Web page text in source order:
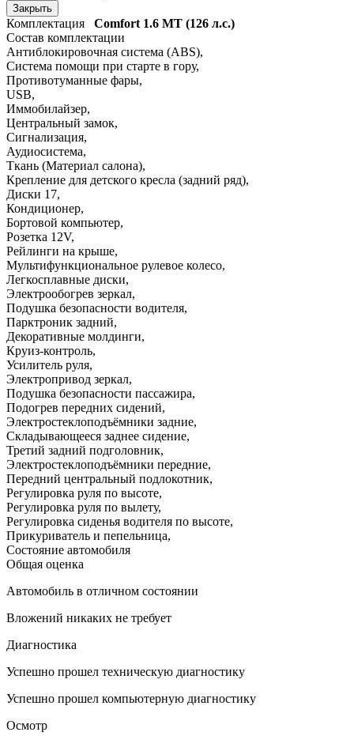
Закрыть
Комплектация Comfort 1.6 MT (126 л.с.)
Состав комплектации
Антиблокировочная система (ABS),
Система помощи при старте в гору,
Противотуманные фары,
USB,
Иммобилайзер,
Центральный замок,
Сигнализация,
Аудиосистема,
Ткань (Материал салона),
Крепление для детского кресла (задний ряд),
Диски 17,
Кондиционер,
Бортовой компьютер,
Розетка 12V,
Рейлинги на крыше,
Мультифункциональное рулевое колесо,
Легкосплавные диски,
Электрообогрев зеркал,
Подушка безопасности водителя,
Парктроник задний,
Декоративные молдинги,
Круиз-контроль,
Усилитель руля,
Электропривод зеркал,
Подушка безопасности пассажира,
Подогрев передних сидений,
Электростеклоподъёмники задние,
Складывающееся заднее сидение,
Третий задний подголовник,
Электростеклоподъёмники передние,
Передний центральный подлокотник,
Регулировка руля по высоте,
Регулировка руля по вылету,
Регулировка сиденья водителя по высоте,
Прикуриватель и пепельница,
Состояние автомобиля
Общая оценка
Автомобиль в отличном состоянии
Вложений никаких не требует
Диагностика
Успешно прошел техническую диагностику
Успешно прошел компьютерную диагностику
Осмотр